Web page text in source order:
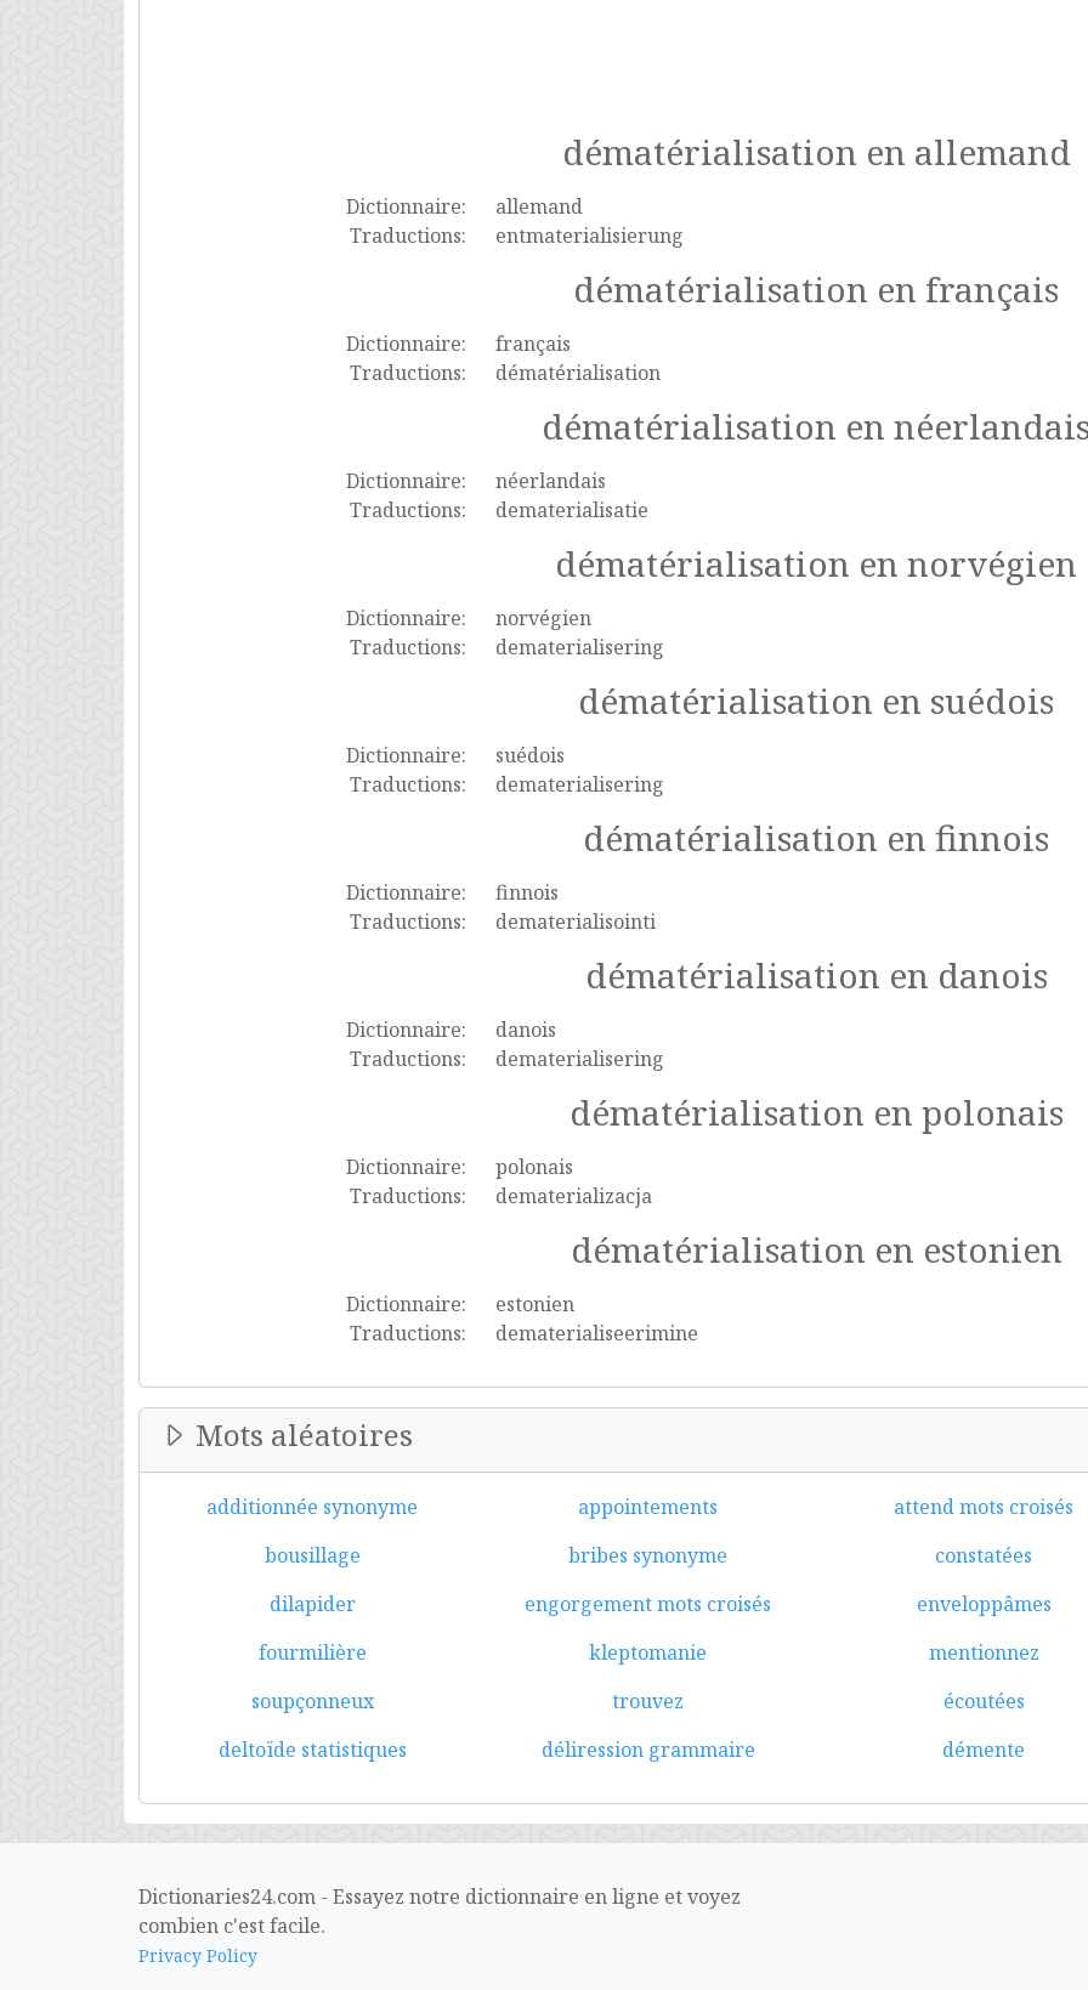
dématérialisation en allemand
Dictionnaire:
allemand
Traductions:
entmaterialisierung
dématérialisation en français
Dictionnaire:
français
Traductions:
dématérialisation
dématérialisation en
Dictionnaire:
néerlandais
Traductions:
dematerialisatie
dématérialisation en norvégien
Dictionnaire:
norvégien
Traductions:
dematerialisering
dématérialisation en suédois
Dictionnaire:
suédois
Traductions:
dematerialisering
dématérialisation en finnois
Dictionnaire:
finnois
Traductions:
dematerialisointi
dématérialisation en danois
Dictionnaire:
danois
Traductions:
dematerialisering
dématérialisation en polonais
Dictionnaire:
polonais
Traductions:
dematerializacja
dématérialisation en estonien
Dictionnaire:
estonien
Traductions:
dematerialiseerimine
Mots aléatoires
additionnée synonyme appointements
attend mots croisés
bousillage
bribes synonyme
constatées
dilapider
engorgement mots croisés
enveloppâmes
fourmilière
kleptomanie
mentionnez
soupçonneux
trouvez
écoutées
deltoïde statistiques
déliression grammaire démente
Dictionaries24.com - Essayez notre dictionnaire en ligne et voyez
combien c'est facile.
Privacy Policy